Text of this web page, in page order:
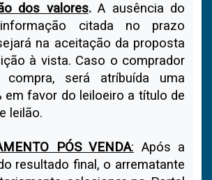
dos valores.A ausência do
citada no prazo
na aceitação da proposta
à vista. Caso o comprador
será atríbuída uma
em favor do leiloeiro a título de
leilão.
PÓS VENDA: Após a
resultado final, o arrematante